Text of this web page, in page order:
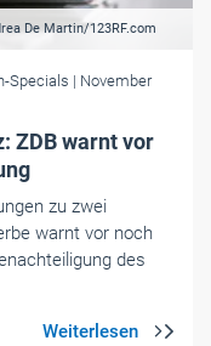
De Martin/123RF.com
Specials | November
ZDB warnt vor
zu zwei
warnt vor noch
des